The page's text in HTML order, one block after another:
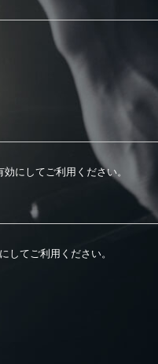
にしてご利用ください。
てご利用ください。